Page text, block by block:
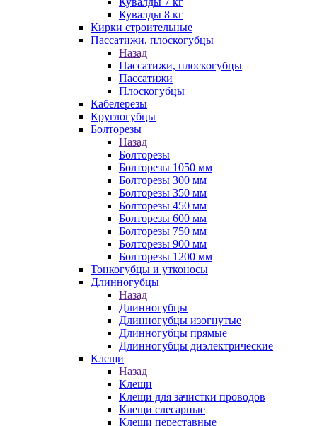
Кувалды 8 кг
Кирки строительные
Пассатижи, плоскогубцы
Назад
Пассатижи, плоскогубцы
Пассатижи
Плоскогубцы
Кабелерезы
Круглогубцы
Болторезы
Назад
Болторезы
Болторезы 1050 мм
Болторезы 300 мм
Болторезы 350 мм
Болторезы 450 мм
Болторезы 600 мм
Болторезы 750 мм
Болторезы 900 мм
Болторезы 1200 мм
Тонкогубцы и утконосы
Длинногубцы
Назад
Длинногубцы
Длинногубцы изогнутые
Длинногубцы прямые
Длинногубцы диэлектрические
Клещи
Назад
Клещи
Клещи для зачистки проводов
Клещи слесарные
Клещи переставные